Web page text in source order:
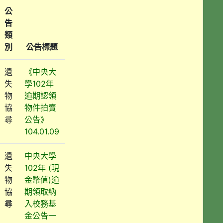
公
告
類
別
公告標題
遺
失
物
協
尋
《中央大
學102年
逾期認領
物件拍賣
公告》
104.01.09
遺
失
物
協
尋
中央大學
102年 (現
金幣值)逾
期領取納
入校務基
金公告一